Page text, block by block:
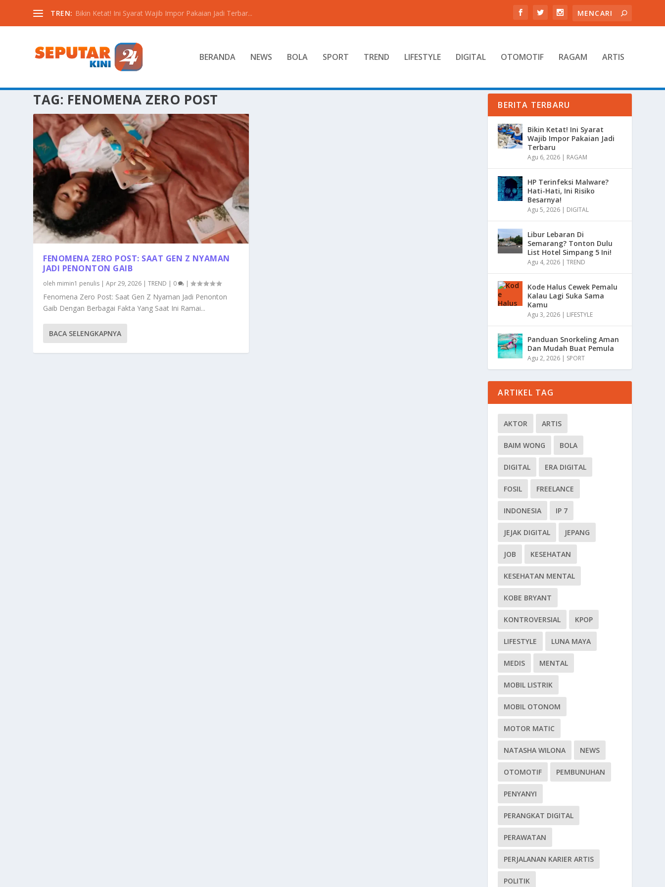
TREN: Bikin Ketat! Ini Syarat Wajib Impor Pakaian Jadi Terbar...
BERANDA NEWS BOLA SPORT TREND LIFESTYLE DIGITAL OTOMOTIF RAGAM ARTIS
TAG: FENOMENA ZERO POST
FENOMENA ZERO POST: SAAT GEN Z NYAMAN
JADI PENONTON GAIB
oleh mimin1 penulis |Apr 29, 2026 |TREND | 0 |
Fenomena Zero Post: Saat Gen Z Nyaman Jadi Penonton
Gaib Dengan Berbagai Fakta Yang Saat Ini Ramai...
BACA SELENGKAPNYA
BERITA TERBARU
Bikin Ketat! Ini Syarat
Wajib Impor Pakaian Jadi
Terbaru
Agu 6, 2026 | RAGAM
HP Terinfeksi Malware?
Hati-Hati, Ini Risiko
Besarnya!
Agu 5, 2026 | DIGITAL
Libur Lebaran Di
Semarang? Tonton Dulu
List Hotel Simpang 5 Ini!
Agu 4, 2026 |TREND
Kode Halus Cewek Pemalu
Kalau Lagi Suka Sama
Kamu
Agu 3, 2026 | LIFESTYLE
Panduan Snorkeling Aman
Dan Mudah Buat Pemula
Agu 2, 2026 | SPORT
ARTIKEL TAG
AKTOR ARTIS
BAIM WONG BOLA
DIGITAL ERA DIGITAL
FOSIL FREELANCE
INDONESIA IP 7
JEJAK DIGITAL JEPANG
JOB KESEHATAN
KESEHATAN MENTAL
KOBE BRYANT
KONTROVERSIAL KPOP
LIFESTYLE LUNA MAYA
MEDIS MENTAL
MOBIL LISTRIK
MOBIL OTONOM
MOTOR MATIC
NATASHA WILONA NEWS
OTOMOTIF PEMBUNUHAN
PENYANYI
PERANGKAT DIGITAL
PERAWATAN
PERJALANAN KARIER ARTIS
POLITIK